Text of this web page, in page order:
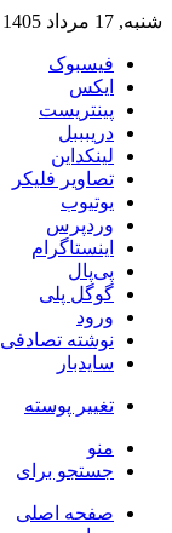
شنبه, 17 مرداد 1405
فیسبوک
ایکس
پینتریست
دریبببل
لینکداین
تصاویر فلیکر
یوتیوب
وردپرس
اینستاگرام
پی‌پال
گوگل پلی
ورود
نوشته تصادفی
سایدبار
تغییر پوسته
منو
جستجو برای
صفحه اصلی